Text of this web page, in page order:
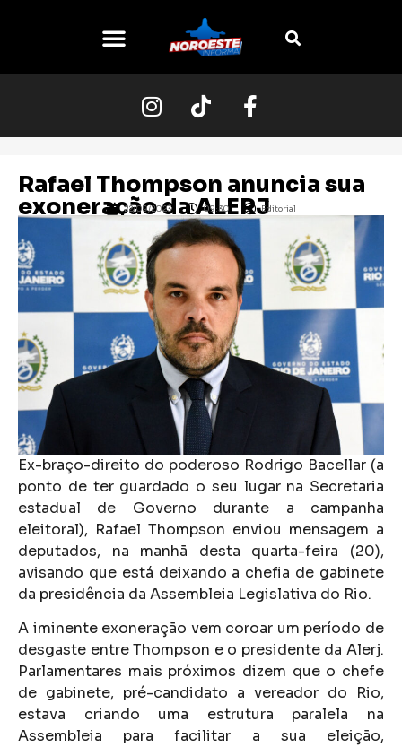
Rafael Thompson anuncia sua
exoneração da ALERJ
22/09/2023 09:30 Editorial
Ex-braço-direito do poderoso Rodrigo Bacellar (a
ponto de ter guardado o seu lugar na Secretaria
estadual de Governo durante a campanha
eleitoral), Rafael Thompson enviou mensagem a
deputados, na manhã desta quarta-feira (20),
avisando que está deixando a chefia de gabinete
da presidência da Assembleia Legislativa do Rio.
A iminente exoneração vem coroar um período de
desgaste entre Thompson e o presidente da Alerj.
Parlamentares mais próximos dizem que o chefe
de gabinete, pré-candidato a vereador do Rio,
estava criando uma estrutura paralela na
Assembleia para facilitar a sua eleição,